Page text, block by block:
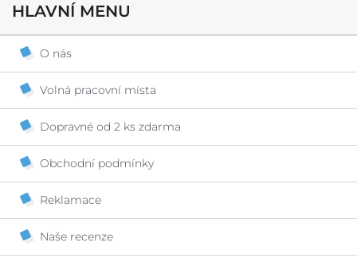
HLAVNÍ MENU
O nás
Volná pracovní místa
Dopravné od 2 ks zdarma
Obchodní podmínky
Reklamace
Naše recenze